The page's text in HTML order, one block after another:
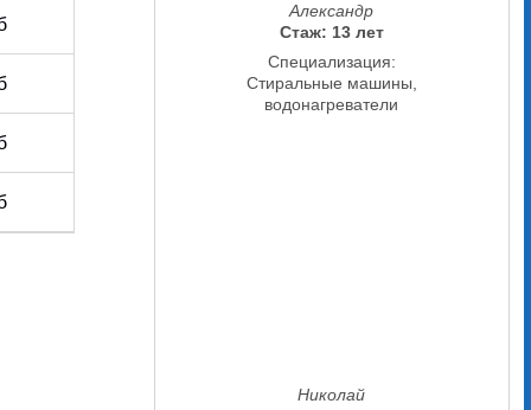
Александр
Стаж: 13 лет
Специализация:
Стиральные машины,
водонагреватели
Николай